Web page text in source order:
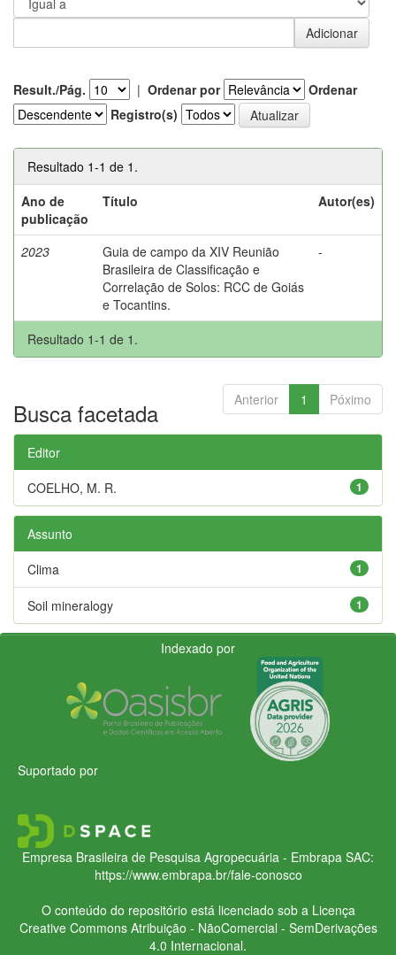
Result./Pág. | Ordenar por
Ordenar
Registro(s)
Resultado 1-1 de 1.
Ano de
publicação
Título Autor(es)
2023
Guia de campo da XIV Reunião
Brasileira de Classificação e
Correlação de Solos: RCC de Goiás
e Tocantins.
-
Resultado 1-1 de 1.
Anterior 1 Póximo
Busca facetada
Editor
1
COELHO, M. R.
Assunto
1
Clima
1
Soil mineralogy
Indexado por
Suportado por
Empresa Brasileira de Pesquisa Agropecuária - Embrapa SAC:
https://www.embrapa.br/fale-conosco
O conteúdo do repositório está licenciado sob a Licença
Creative CommonsAtribuição - NãoComercial - SemDerivações
4.0 Internacional.